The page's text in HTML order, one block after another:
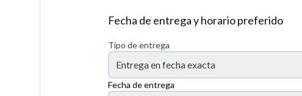
Fecha de entrega y horario preferido
Tipo de entrega
Entrega en fecha exacta
Fecha de entrega